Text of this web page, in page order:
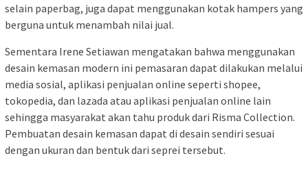
selain paperbag, juga dapat menggunakan kotak hampers yang
berguna untuk menambah nilai jual.
Sementara Irene Setiawan mengatakan bahwa menggunakan
desain kemasan modern ini pemasaran dapat dilakukan melalui
media sosial, aplikasi penjualan online seperti shopee,
tokopedia, dan lazada atau aplikasi penjualan online lain
sehingga masyarakat akan tahu produk dari Risma Collection.
Pembuatan desain kemasan dapat di desain sendiri sesuai
dengan ukuran dan bentuk dari seprei tersebut.